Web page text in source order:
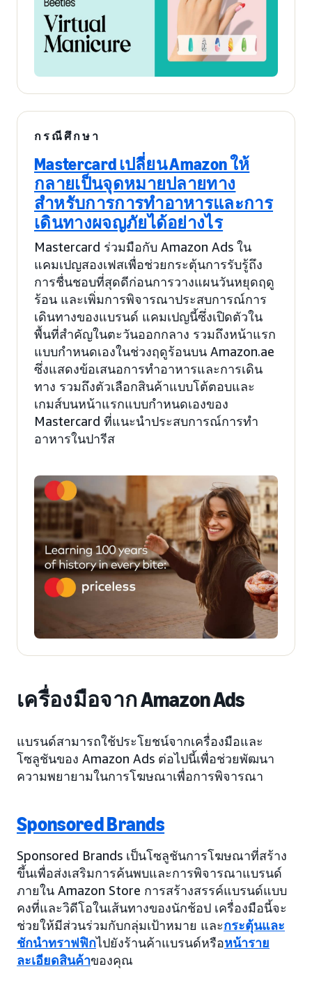
กรณีศึกษา
Mastercard เปลี่ยน Amazon ให้
กลายเป็นจุดหมายปลายทาง
สำหรับการการทำอาหารและการ
เดินทางผจญภัยได้อย่างไร
Mastercard ร่วมมือกับ Amazon Ads ใน
แคมเปญสองเฟสเพื่อช่วยกระตุ้นการรับรู้ถึง
การชื่นชอบที่สุดดีก่อนการวางแผนวันหยุดฤดู
ร้อน และเพิ่มการพิจารณาประสบการณ์การ
เดินทางของแบรนด์ แคมเปญนี้ซึ่งเปิดตัวใน
พื้นที่สำคัญในตะวันออกกลาง รวมถึงหน้าแรก
แบบกำหนดเองในช่วงฤดูร้อนบน Amazon.ae
ซึ่งแสดงข้อเสนอการทำอาหารและการเดิน
ทาง รวมถึงตัวเลือกสินค้าแบบโต้ตอบและ
เกมส์บนหน้าแรกแบบกำหนดเองของ
Mastercard ที่แนะนำประสบการณ์การทำ
อาหารในปารีส
เครื่องมือจาก Amazon Ads
แบรนด์สามารถใช้ประโยชน์จากเครื่องมือและ
โซลูชันของ Amazon Ads ต่อไปนี้เพื่อช่วยพัฒนา
ความพยายามในการโฆษณาเพื่อการพิจารณา
Sponsored Brands
Sponsored Brands เป็นโซลูชันการโฆษณาที่สร้าง
ขึ้นเพื่อส่งเสริมการค้นพบและการพิจารณาแบรนด์
ภายใน Amazon Store การสร้างสรรค์แบรนด์แบบ
คงที่และวิดีโอในเส้นทางของนักช้อป เครื่องมือนี้จะ
ช่วยให้มีส่วนร่วมกับกลุ่มเป้าหมาย และกระตุ้นและ
ชักนำทราฟฟิกไปยังร้านค้าแบรนด์หรือหน้าราย
ละเอียดสินค้าของคุณ